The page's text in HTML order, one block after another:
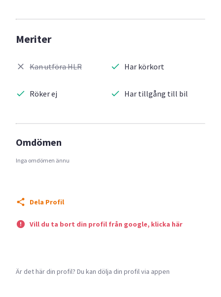
Meriter
Kan utföra HLR
Röker ej
Har körkort
Har tillgång till bil
Omdömen
Inga omdömen ännu
Dela Profil
Vill du ta bort din profil från google, klicka här
Är det här din profil? Du kan dölja din profil via appen